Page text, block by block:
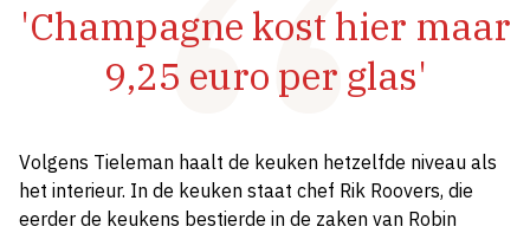
'Champagne kost hier maar
9,25 euro per glas'
Volgens Tieleman haalt de keuken hetzelfde niveau als
het interieur. In de keuken staat chef Rik Roovers, die
eerder de keukens bestierde in de zaken van Robin